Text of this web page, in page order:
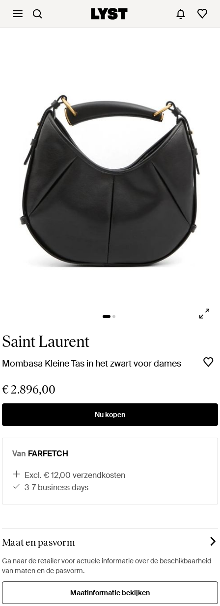
Saint Laurent
Mombasa Kleine Tas in het zwart voor dames
€ 2.896,00
Nu kopen
Van FARFETCH
excl. € 12,00 verzendkosten
3-7 business days
Maat en pasvorm
Ga naar de retailer voor actuele informatie over de beschikbaarheid
van maten en de pasvorm.
Maatinformatie bekijken